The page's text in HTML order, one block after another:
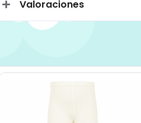
Valoraciones